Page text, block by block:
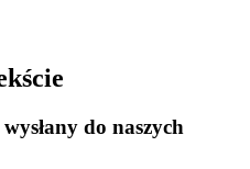
do naszych